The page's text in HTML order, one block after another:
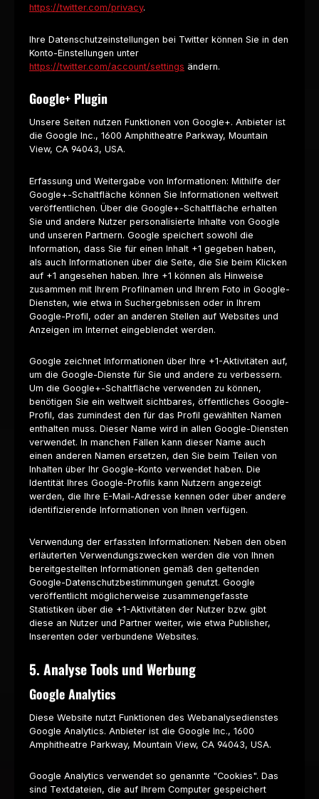
https://twitter.com/privacy.
Ihre Datenschutzeinstellungen bei Twitter können Sie in den
Konto-Einstellungen unter
https://twitter.com/account/settings ändern.
Google+ Plugin
Unsere Seiten nutzen Funktionen von Google+. Anbieter ist
die Google Inc., 1600 Amphitheatre Parkway, Mountain
View, CA 94043, USA.
Erfassung und Weitergabe von Informationen: Mithilfe der
Google+-Schaltfläche können Sie Informationen weltweit
veröffentlichen. Über die Google+-Schaltfläche erhalten
Sie und andere Nutzer personalisierte Inhalte von Google
und unseren Partnern. Google speichert sowohl die
Information, dass Sie für einen Inhalt +1 gegeben haben,
als auch Informationen über die Seite, die Sie beim Klicken
auf +1 angesehen haben. Ihre +1 können als Hinweise
zusammen mit Ihrem Profilnamen und Ihrem Foto in Google-
Diensten, wie etwa in Suchergebnissen oder in Ihrem
Google-Profil, oder an anderen Stellen auf Websites und
Anzeigen im Internet eingeblendet werden.
Google zeichnet Informationen über Ihre +1-Aktivitäten auf,
um die Google-Dienste für Sie und andere zu verbessern.
Um die Google+-Schaltfläche verwenden zu können,
benötigen Sie ein weltweit sichtbares, öffentliches Google-
Profil, das zumindest den für das Profil gewählten Namen
enthalten muss. Dieser Name wird in allen Google-Diensten
verwendet. In manchen Fällen kann dieser Name auch
einen anderen Namen ersetzen, den Sie beim Teilen von
Inhalten über Ihr Google-Konto verwendet haben. Die
Identität Ihres Google-Profils kann Nutzern angezeigt
werden, die Ihre E-Mail-Adresse kennen oder über andere
identifizierende Informationen von Ihnen verfügen.
Verwendung der erfassten Informationen: Neben den oben
erläuterten Verwendungszwecken werden die von Ihnen
bereitgestellten Informationen gemäß den geltenden
Google-Datenschutzbestimmungen genutzt. Google
veröffentlicht möglicherweise zusammengefasste
Statistiken über die +1-Aktivitäten der Nutzer bzw. gibt
diese an Nutzer und Partner weiter, wie etwa Publisher,
Inserenten oder verbundene Websites.
5. Analyse Tools und Werbung
Google Analytics
Diese Website nutzt Funktionen des Webanalysedienstes
Google Analytics. Anbieter ist die Google Inc., 1600
Amphitheatre Parkway, Mountain View, CA 94043, USA.
Google Analytics verwendet so genannte "Cookies". Das
sind Textdateien, die auf Ihrem Computer gespeichert